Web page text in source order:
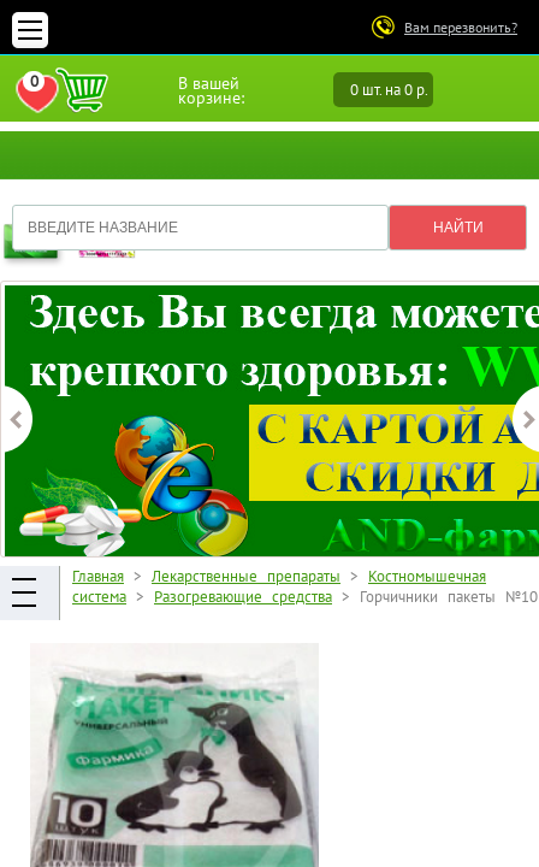
Вам перезвонить?
В вашей
корзине: 0 шт. на 0 р.
0
ПЕРЕЙТИ В ИЗБРАННОЕ
Главная > Лекарственные препараты > Костномышечная
система > Разогревающие средства > Горчичники пакеты №10